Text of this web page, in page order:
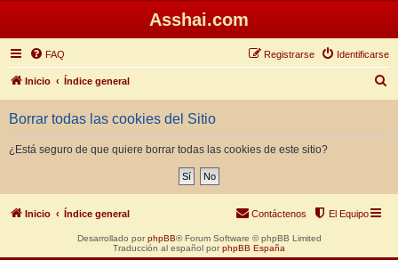
Asshai.com
FAQ Identificarse
Registrarse
Inicio Índice general
u
Borrar todas las cookies del Sitio
¿Está seguro de que quiere borrar todas las cookies de este sitio?
Inicio Índice general El Equipo
Contáctenos
Desarrollado por phpBB® Forum Software © phpBB Limited
Traducción al español por phpBB España